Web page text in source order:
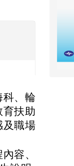
、輪
扶助
及職場
容、